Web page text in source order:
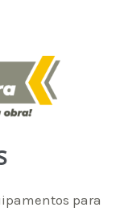
para